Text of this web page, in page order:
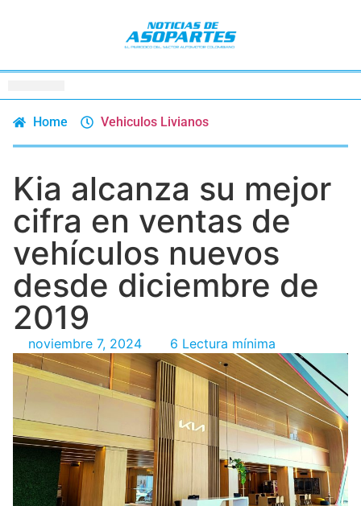
Home Vehiculos Livianos
Kia alcanza su mejor
cifra en ventas de
vehículos nuevos
desde diciembre de
2019
noviembre 7, 2024 6 Lectura mínima